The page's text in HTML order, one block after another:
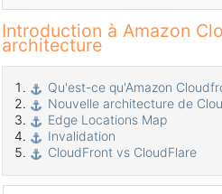
Introduction à Amazon
architecture
Qu'est-ce qu'Amazon
Nouvelle architecture de
Edge Locations Map
Invalidation
CloudFront vs CloudFlare